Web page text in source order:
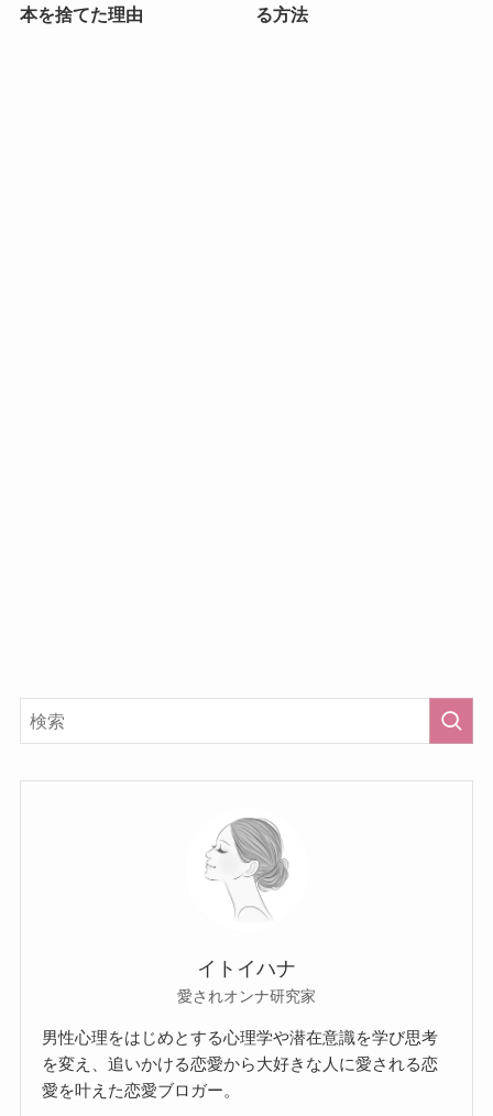
本を捨てた理由
る方法
イトイハナ
愛されオンナ研究家
男性心理をはじめとする心理学や潜在意識を学び思考
を変え、追いかける恋愛から大好きな人に愛される恋
愛を叶えた恋愛ブロガー。